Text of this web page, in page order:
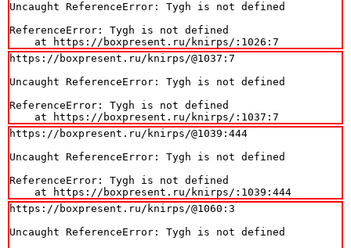
Uncaught ReferenceError: Tygh is not defined
ReferenceError: Tygh is not defined
    at https://boxpresent.ru/knirps/:1026:7
https://boxpresent.ru/knirps/@1037:7
Uncaught ReferenceError: Tygh is not defined
ReferenceError: Tygh is not defined
    at https://boxpresent.ru/knirps/:1037:7
https://boxpresent.ru/knirps/@1039:444
Uncaught ReferenceError: Tygh is not defined
ReferenceError: Tygh is not defined
    at https://boxpresent.ru/knirps/:1039:444
https://boxpresent.ru/knirps/@1060:3
Uncaught ReferenceError: Tygh is not defined